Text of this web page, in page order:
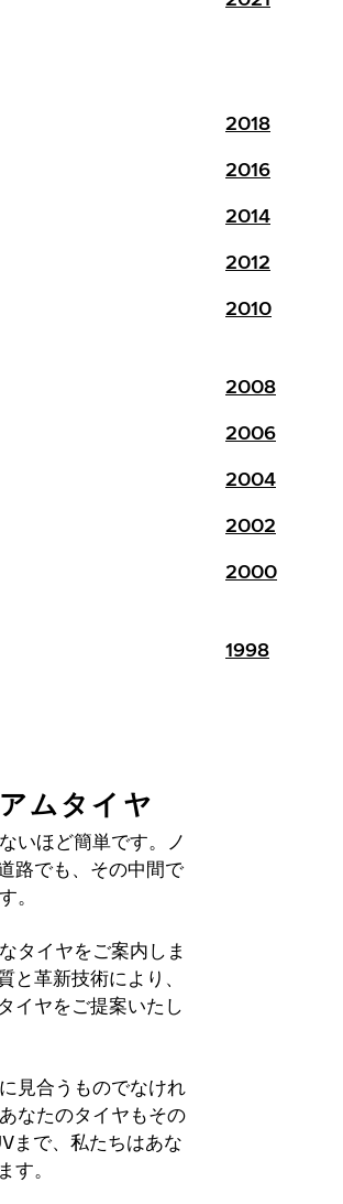
2018
2016
2014
2012
2010
2008
2006
2004
2002
2000
1998
ムタイヤ
いほど簡単です。ノ
路でも、その中間で
。
タイヤをご案内しま
革新技術により、
イヤをご提案いたし
見合うものでなけれ
なたのタイヤもその
まで、私たちはあな
す。